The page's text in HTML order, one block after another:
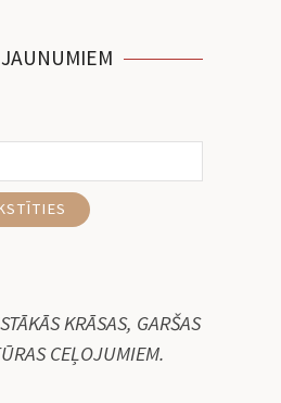
KRĀSAS, GARŠAS
CEĻOJUMIEM.